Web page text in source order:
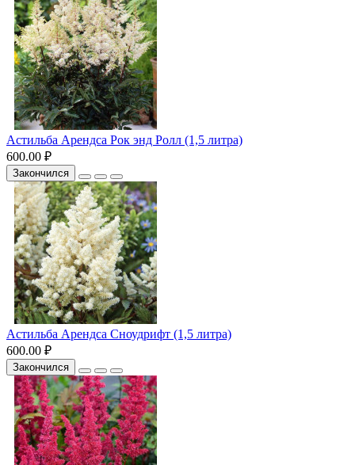
Астильба Арендса Рок энд Ролл (1,5 литра)
600.00 ₽
Закончился
Астильба Арендса Сноудрифт (1,5 литра)
600.00 ₽
Закончился